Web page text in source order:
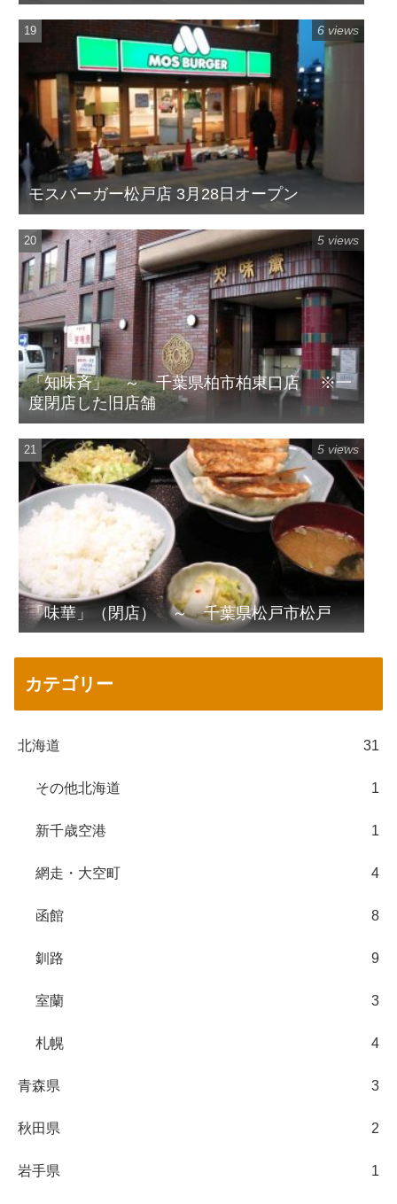
モスバーガー松戸店 3月28日オープン
6 views
「知味斉」 ～ 千葉県柏市柏東口店 ※一
度閉店した旧店舗
5 views
「味華」（閉店） ～ 千葉県松戸市松戸
5 views
カテゴリー
北海道 31
その他北海道 1
新千歳空港 1
網走・大空町 4
函館 8
釧路 9
室蘭 3
札幌 4
青森県 3
秋田県 2
岩手県 1